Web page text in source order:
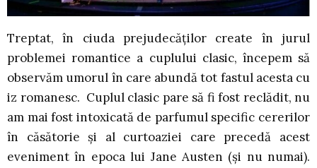
Treptat, în ciuda prejudecăților create în jurul
problemei romantice a cuplului clasic, începem să
observăm umorul în care abundă tot fastul acesta cu
iz romanesc. Cuplul clasic pare să fi fost reclădit, nu
am mai fost intoxicată de parfumul specific cererilor
în căsătorie și al curtoaziei care precedă acest
eveniment în epoca lui Jane Austen (și nu numai).